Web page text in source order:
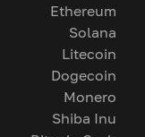
Ethereum
Solana
Litecoin
Dogecoin
Monero
Shiba Inu